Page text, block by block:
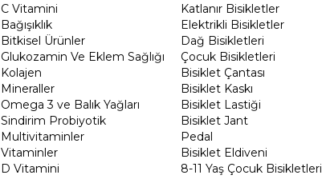
C Vitamini
Bağışıklık
Bitkisel Ürünler
Glukozamin Ve Eklem Sağlığı
Kolajen
Mineraller
Omega 3 ve Balık Yağları
Sindirim Probiyotik
Multivitaminler
Vitaminler
D Vitamini
Katlanır Bisikletler
Elektrikli Bisikletler
Dağ Bisikletleri
Çocuk Bisikletleri
Bisiklet Çantası
Bisiklet Kaskı
Bisiklet Lastiği
Bisiklet Jant
Pedal
Bisiklet Eldiveni
8-11 Yaş Çocuk Bisikletleri